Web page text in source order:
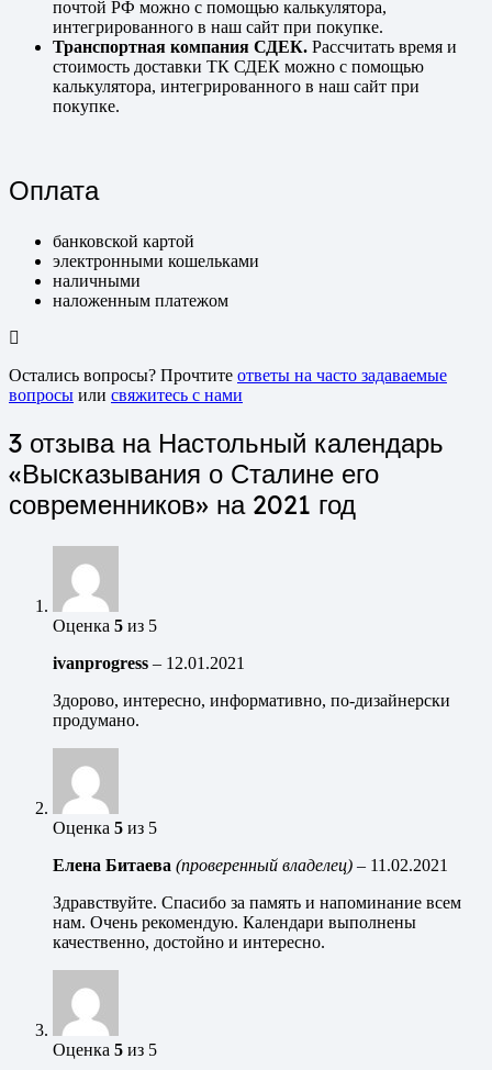
почтой РФ можно с помощью калькулятора,
интегрированного в наш сайт при покупке.
Транспортная компания СДЕК. Рассчитать время и
стоимость доставки ТК СДЕК можно с помощью
калькулятора, интегрированного в наш сайт при
покупке.
Оплата
банковской картой
электронными кошельками
наличными
наложенным платежом
Остались вопросы? Прочтите ответы на часто задаваемые
вопросы или свяжитесь с нами
3 отзыва на Настольный календарь
«Высказывания о Сталине его
современников» на 2021 год
Оценка 5 из 5
ivanprogress – 12.01.2021
Здорово, интересно, информативно, по-дизайнерски
продумано.
Оценка 5 из 5
Елена Битаева (проверенный владелец) – 11.02.2021
Здравствуйте. Спасибо за память и напоминание всем
нам. Очень рекомендую. Календари выполнены
качественно, достойно и интересно.
Оценка 5 из 5